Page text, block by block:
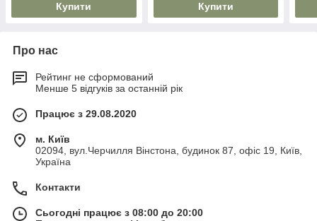
Купити Купити
Про нас
Рейтинг не сформований
Менше 5 відгуків за останній рік
Працює з 29.08.2020
м. Київ
02094, вул.Черчилля Вінстона, будинок 87, офіс 19, Київ,
Україна
Контакти
Сьогодні працює з 08:00 до 20:00